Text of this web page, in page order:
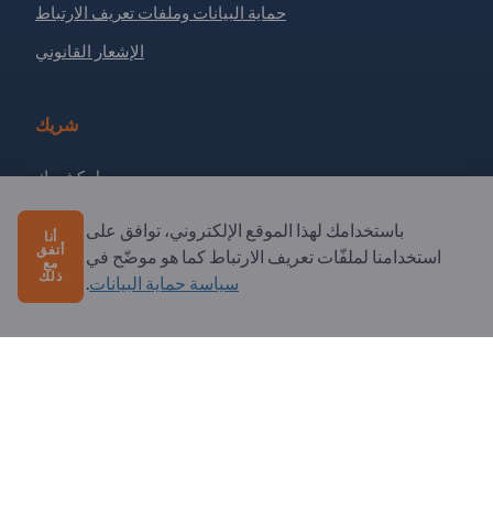
حماية البيانات وملفات تعريف الارتباط
الإشعار القانوني
شريك
سجل كشريك
الاشتراك في النشرة الإخبارية
لديك أسئلة؟
الأسئلة الشائعة
باستخدامك لهذا الموقع الإلكتروني، توافق على
استخدامنا لملفّات تعريف الارتباط كما هو موضّح في
سياسة حماية البيانات.
أنا
أتفق
مع
ذلك